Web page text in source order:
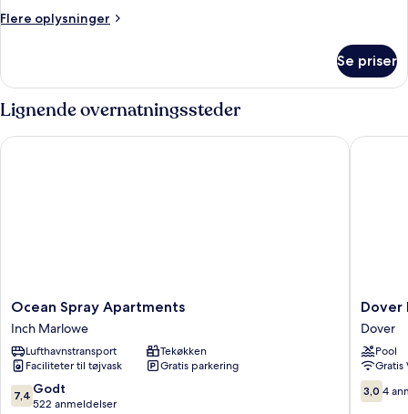
til
Flere oplysninger
Flere
-
terrasse
-
udsigt
til
Se priser
Lignende overnatningssteder
Ocean
Spray
Apartments
Inch
Marlowe
Ocean Spray Apartments
Inch Marlowe
Lufthavnstransport
Tekøkken
Faciliteter til tøjvask
Gratis parkering
7.4
ud
7,4 Godt
522 anmeldelser
Ocean Spray Apartments
Dover
Beach
House
Dover
Dover
Dover
Pool
Gratis
3.0
ud
3,0 4
Dover